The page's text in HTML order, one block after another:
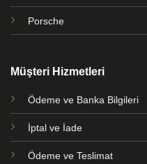
Porsche
Müşteri Hizmetleri
Ödeme ve Banka Bilgileri
İptal ve İade
Ödeme ve Teslimat